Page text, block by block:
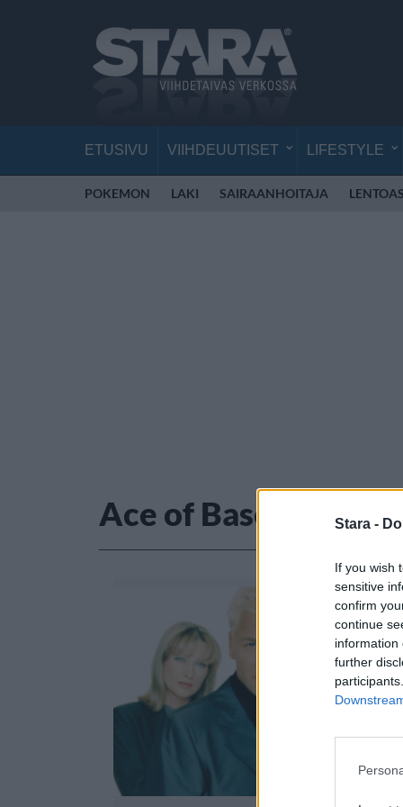
Stara -
If you wish
sensitive
confirm
continue
information
further
ETUSIVU VIIHDEUUTISET LIFESTYLE
POKEMON LAKI SAIRAANHOITAJA
Ace of Base